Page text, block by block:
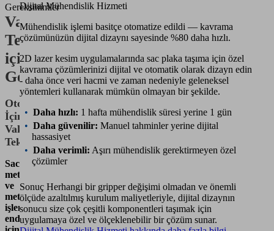
Gereksinimler
Vakum
Teknolojisi
için
Gereklilikler
Otomasyon
İçin
Vakum
Teknolojisi
Sac
metal
ve
metal
işleme
endüstrisi
Dijital Mühendislik Hizmeti
Mühendislik işlemi basitçe otomatize edildi — kavrama
çözümünüzün dijital dizaynı sayesinde %80 daha hızlı.
2D lazer kesim uygulamalarında sac plaka taşıma için özel
kavrama çözümlerinizi dijital ve otomatik olarak dizayn edin
- daha önce veri hacmi ve zaman nedeniyle geleneksel
yöntemleri kullanarak mümkün olmayan bir şekilde.
Daha hızlı: 1 hafta mühendislik süresi yerine 1 gün
Daha güvenilir: Manuel tahminler yerine dijital
hassasiyet
Daha verimli: Aşırı mühendislik gerektirmeyen özel
çözümler
Sonuç Herhangi bir gripper değişimi olmadan ve önemli
ölçüde azaltılmış kurulum maliyetleriyle, dijital dizaynın
sonucu size çok çeşitli komponentleri taşımak için
uygulamaya özel ve ölçeklenebilir bir çözüm sunar.